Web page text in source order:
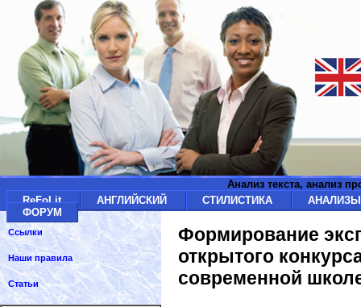
Анализ текста, анализ
ReFoLit
АНГЛИЙСКИЙ СТИЛИСТИКА
ФОРУМ
Формирование
открытого
современной
Ссылки
Наши правила
Статьи